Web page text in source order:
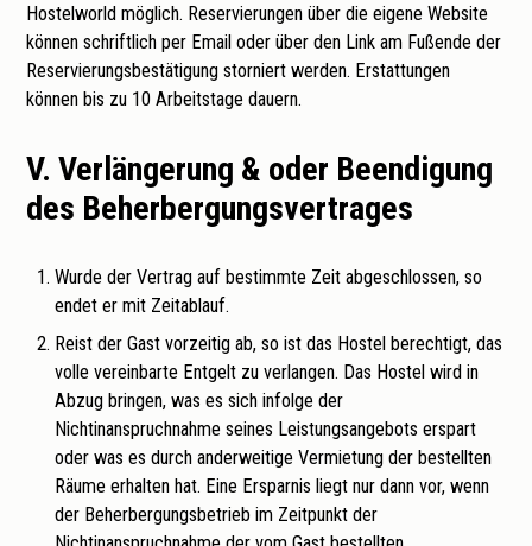
Hostelworld möglich. Reservierungen über die eigene Website
können schriftlich per Email oder über den Link am Fußende der
Reservierungsbestätigung storniert werden. Erstattungen
können bis zu 10 Arbeitstage dauern.
V. Verlängerung & oder Beendigung
des Beherbergungsvertrages
Wurde der Vertrag auf bestimmte Zeit abgeschlossen, so
endet er mit Zeitablauf.
Reist der Gast vorzeitig ab, so ist das Hostel berechtigt, das
volle vereinbarte Entgelt zu verlangen. Das Hostel wird in
Abzug bringen, was es sich infolge der
Nichtinanspruchnahme seines Leistungsangebots erspart
oder was es durch anderweitige Vermietung der bestellten
Räume erhalten hat. Eine Ersparnis liegt nur dann vor, wenn
der Beherbergungsbetrieb im Zeitpunkt der